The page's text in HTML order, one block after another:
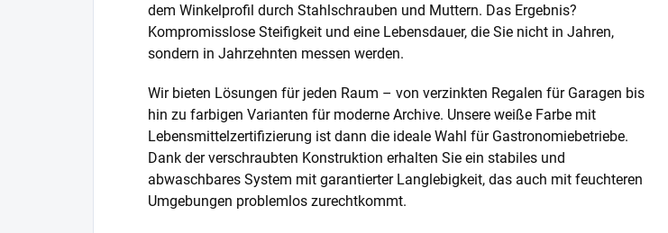
dem Winkelprofil durch Stahlschrauben und Muttern. Das Ergebnis?
Kompromisslose Steifigkeit und eine Lebensdauer, die Sie nicht in Jahren,
sondern in Jahrzehnten messen werden.
Wir bieten Lösungen für jeden Raum – von verzinkten Regalen für Garagen bis
hin zu farbigen Varianten für moderne Archive. Unsere weiße Farbe mit
Lebensmittelzertifizierung ist dann die ideale Wahl für Gastronomiebetriebe.
Dank der verschraubten Konstruktion erhalten Sie ein stabiles und
abwaschbares System mit garantierter Langlebigkeit, das auch mit feuchteren
Umgebungen problemlos zurechtkommt.